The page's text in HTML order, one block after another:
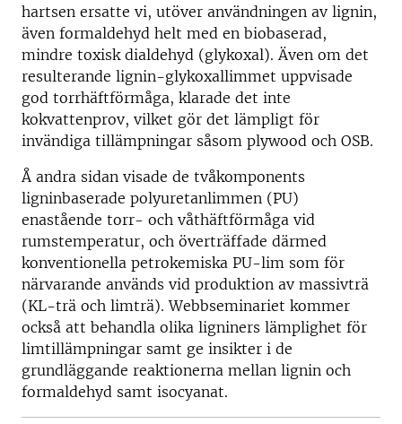
hartsen ersatte vi, utöver användningen av lignin,
även formaldehyd helt med en biobaserad,
mindre toxisk dialdehyd (glykoxal). Även om det
resulterande lignin-glykoxallimmet uppvisade
god torrhäftförmåga, klarade det inte
kokvattenprov, vilket gör det lämpligt för
invändiga tillämpningar såsom plywood och OSB.
Å andra sidan visade de tvåkomponents
ligninbaserade polyuretanlimmen (PU)
enastående torr- och våthäftförmåga vid
rumstemperatur, och överträffade därmed
konventionella petrokemiska PU-lim som för
närvarande används vid produktion av massivträ
(KL-trä och limträ). Webbseminariet kommer
också att behandla olika ligniners lämplighet för
limtillämpningar samt ge insikter i de
grundläggande reaktionerna mellan lignin och
formaldehyd samt isocyanat.